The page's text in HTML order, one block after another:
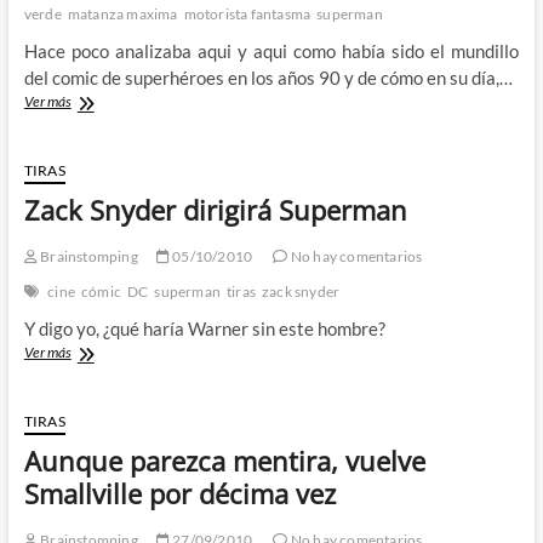
verde matanza maxima motorista fantasma superman
Hace poco analizaba aqui y aqui como había sido el mundillo
del comic de superhéroes en los años 90 y de cómo en su día,…
Ver másLos
vuelvan
que
están
1º
parte.
TIRAS
Zack Snyder dirigirá Superman
Brainstomping 05/10/2010
No hay comentarios
cine cómic DC superman tiras zack snyder
Y digo yo, ¿qué haría Warner sin este hombre?
Ver másZack
TIRAS
Aunque parezca mentira, vuelve
Smallville por décima vez